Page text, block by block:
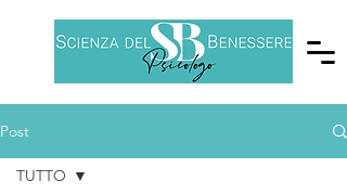
Post
TUTTO